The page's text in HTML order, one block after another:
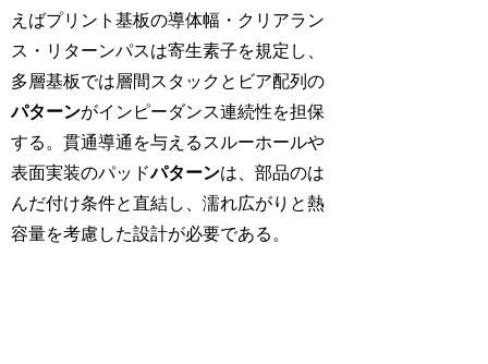
えばプリント基板の導体幅・クリアラン
ス・リターンパスは寄生素子を規定し、
多層基板では層間スタックとビア配列の
パターンがインピーダンス連続性を担保
する。貫通導通を与えるスルーホールや
表面実装のパッドパターンは、部品のは
んだ付け条件と直結し、濡れ広がりと熱
容量を考慮した設計が必要である。